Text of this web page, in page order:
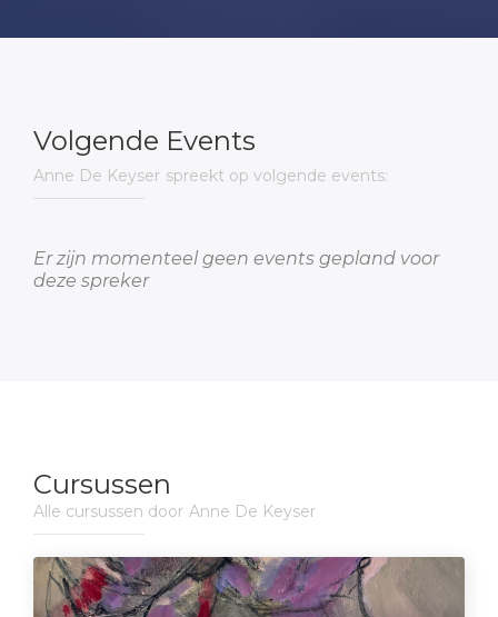
Volgende Events
Anne De Keyser spreekt op volgende events:
Er zijn momenteel geen events gepland voor
deze spreker
Cursussen
Alle cursussen door Anne De Keyser